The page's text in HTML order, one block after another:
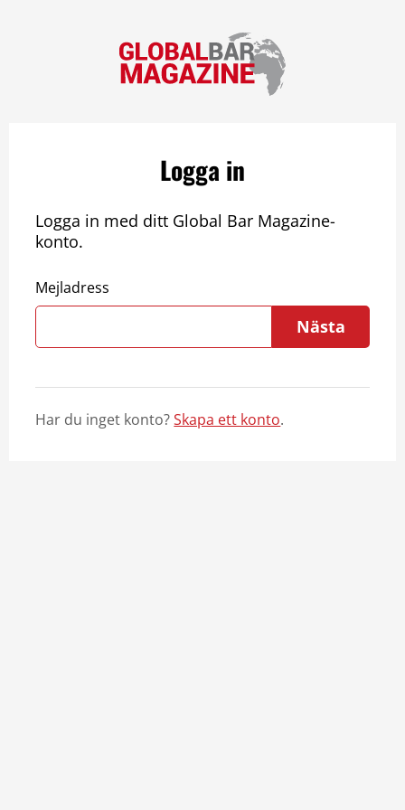
Logga in
Logga in med ditt Global Bar Magazine-
konto.
Mejladress
Nästa
Har du inget konto?Skapa ett konto.